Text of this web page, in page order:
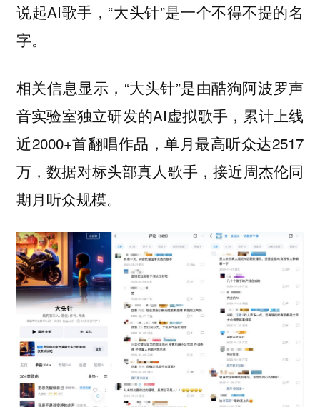
说起AI歌手，“大头针”是一个不得不提的名
字。
相关信息显示，“大头针”是由酷狗阿波罗声
音实验室独立研发的AI虚拟歌手，累计上线
近2000+首翻唱作品，单月最高听众达2517
万，数据对标头部真人歌手，接近周杰伦同
期月听众规模。